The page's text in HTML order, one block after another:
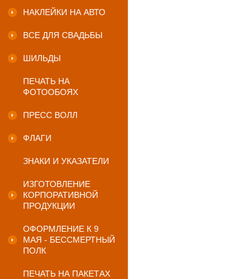
НАКЛЕЙКИ НА АВТО
ВСЕ ДЛЯ СВАДЬБЫ
ШИЛЬДЫ
ПЕЧАТЬ НА
ФОТООБОЯХ
ПРЕСС ВОЛЛ
ФЛАГИ
ЗНАКИ И УКАЗАТЕЛИ
ИЗГОТОВЛЕНИЕ
КОРПОРАТИВНОЙ
ПРОДУКЦИИ
ОФОРМЛЕНИЕ К 9
МАЯ - БЕССМЕРТНЫЙ
ПОЛК
ПЕЧАТЬ НА ПАКЕТАХ